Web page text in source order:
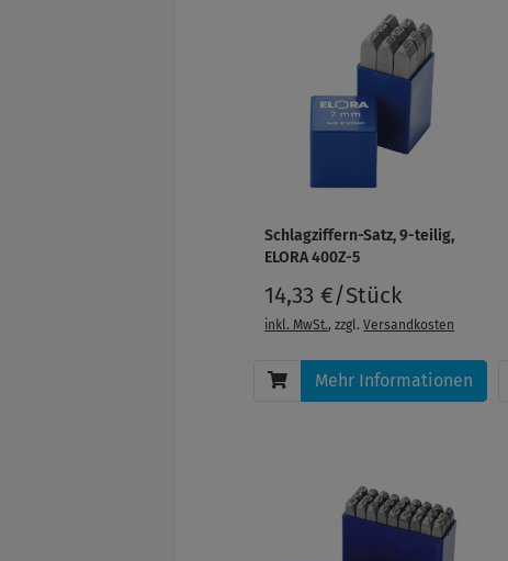
Schlagziffern-Satz, 9-teilig,
ELORA 400Z-5
14,33 €/Stück
inkl. MwSt., zzgl.Versandkosten
Mehr Informationen